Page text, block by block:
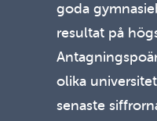
goda
resultat på
olika
senaste